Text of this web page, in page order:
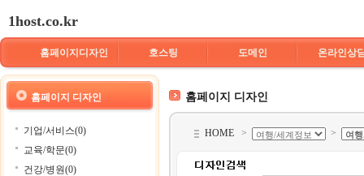
1host.co.kr
홈페이지디자인 호스팅 도메인 온라인상
홈페이지 디자인
기업/서비스(0)
교육/학문(0)
건강/병원(0)
홈페이지 디자인
HOME > >